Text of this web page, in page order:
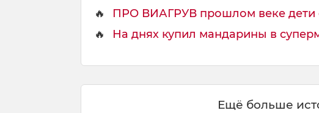
🔥
ПРО ВИАГРУВ прошлом веке дети
🔥
На днях купил мандарины в
Ещё больше